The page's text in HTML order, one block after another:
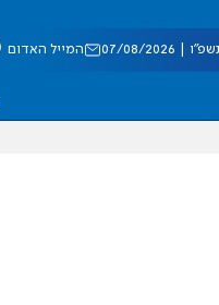
08/2026 המייל האדום